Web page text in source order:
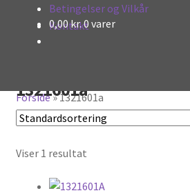
Betingelser og Vilkår
Kontakt
0,00kr.0 varer
Forside»1321601a
1321601a
Viser 1 resultat